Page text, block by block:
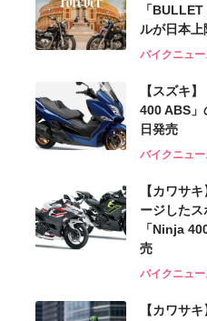
「
ルが⽇本上
バイクニュ
【スズキ
400 ABS」
日発売
バイクニュ
【カワサ
ージしたス
「Ninja
売
バイクニュ
【カワサ